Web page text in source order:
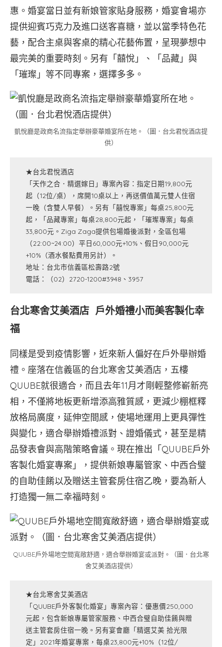
惠。婚宴當日並有新娘管家貼身服務，婚宴會場亦
提供迎賓巧克力及進口送客喜糖，並以當季特色花
藝，配合主桌與客桌的精心花藝佈置，呈現夢想中
最完美的重要時刻。另有「囍悅」、「品藏」與
「璀璨」等不同專案，選擇多多。
凱悅廳是政商名流指定舉辦豪華婚宴所在地。（圖．台北君悅酒店提
供）
★台北君悅酒店
「天作之合．精選嫁日」專案內容：指定日期19,800元
起（12位/桌），席開10桌以上，再送價值萬元雙人住宿
一晚（含雙人早餐）。另有「囍悅專案」每桌25,800元
起，「品藏專案」每桌28,800元起，「璀璨專案」每桌
33,800元。Ziga Zaga提供包場婚後派對，全區包場
（22:00~24:00）平日60,000元+10%、假日90,000元
+10%（酒水餐點費用另計）。
地址：台北市信義區松壽路2號
電話：（02）2720-1200#3948、3957
台北寒舍艾美酒店 戶外婚禮小而美客製化幸
福
同樣是受到疫情影響，近來新人偏好在戶外舉辦婚
禮。座落在信義區的台北寒舍艾美酒店，五樓
QUUBE就很適合，而且去年11月才剛輕整修嶄新亮
相，不僅將地板更新增添高雅質感，更減少棚框釋
放格局廣度，延伸空間感，使場地運用上更具彈性
與變化，適合舉辦婚禮派對、證婚儀式，甚至是精
品發表會與高階策略會議。現在推出「QUUBE戶外
客製化婚宴專案」，提供新娘專屬管家、中西合璧
的自助佳餚以及贈送主管套房住宿乙晚，要為新人
打造獨一無二幸福時刻。
QUUBE戶外場地空間寬敞舒適，適合舉辦婚宴或派對。（圖．台北寒
舍艾美酒店提供）
★台北寒舍艾美酒店
「QUUBE戶外客製化婚宴」專案內容：優惠價250,000
元起，包含新娘專屬管家服務、中西合璧自助佳餚與贈
送主管套房住宿一晚。另有宴會廳「精選艾美 拾光限
定」2021年婚宴專案，每桌23,800元+10%（12位/